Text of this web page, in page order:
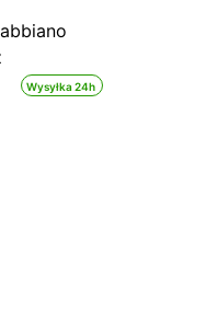
Wysyłka 24h